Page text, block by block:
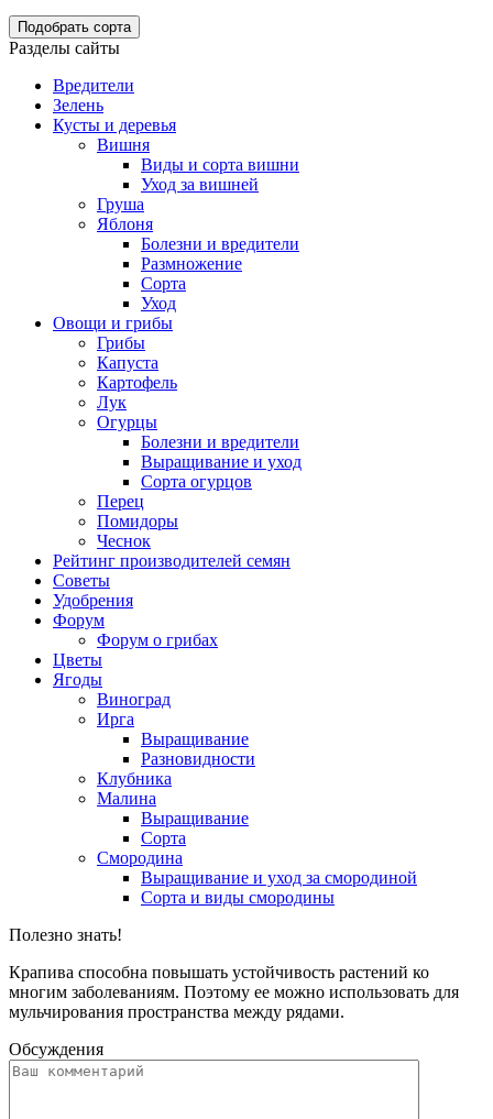
Подобрать сорта
Разделы сайты
Вредители
Зелень
Кусты и деревья
Вишня
Виды и сорта вишни
Уход за вишней
Груша
Яблоня
Болезни и вредители
Размножение
Сорта
Уход
Овощи и грибы
Грибы
Капуста
Картофель
Лук
Огурцы
Болезни и вредители
Выращивание и уход
Сорта огурцов
Перец
Помидоры
Чеснок
Рейтинг производителей семян
Советы
Удобрения
Форум
Форум о грибах
Цветы
Ягоды
Виноград
Ирга
Выращивание
Разновидности
Клубника
Малина
Выращивание
Сорта
Смородина
Выращивание и уход за смородиной
Сорта и виды смородины
Полезно знать!
Крапива способна повышать устойчивость растений ко
многим заболеваниям. Поэтому ее можно использовать для
мульчирования пространства между рядами.
Обсуждения